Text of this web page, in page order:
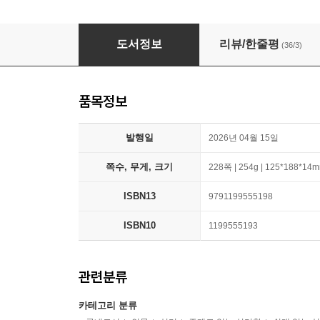
도서정보 리뷰/한줄평 (36/3)
품목정보
발행일 2026년 04월 15일
쪽수, 무게, 크기 228쪽 | 254g |
ISBN13 9791199555198
ISBN10 1199555193
관련분류
카테고리 분류